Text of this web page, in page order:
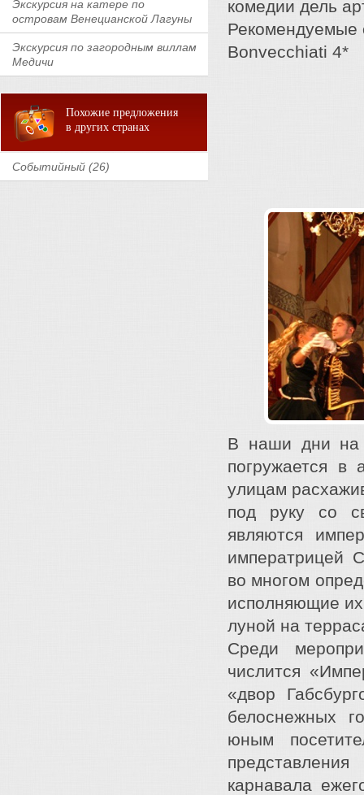
Экскурсия на катере по
островам Венецианской Лагуны
Экскурсия по загородным виллам
Медичи
Похожие предложения
в других странах
Событийный (26)
комедии дель
Рекомендуемые
Bonvecchiati 4*
В наши дни на
погружается в
улицам
под руку со
являются
императрицей
во многом
исполняющие
луной на
Среди
числится
«двор
белоснежных
юным
карнавала